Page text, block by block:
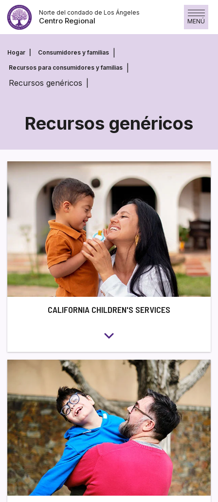
Saltar
contenido
Norte del condado de Los Ángeles
Centro Regional MENÚ
Hogar Consumidores y familias
Recursos para consumidores y familias
Recursos genéricos
Recursos genéricos
Recursos
genéricos
CALIFORNIA CHILDREN'S SERVICES